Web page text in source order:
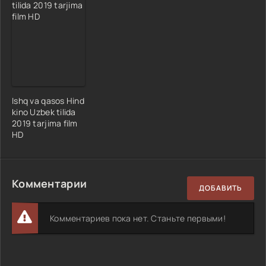
Ishq va qasos Hind
kino Uzbek tilida
2019 tarjima film
HD
Комментарии ДОБАВИТЬ
Комментариев пока нет. Станьте первыми!